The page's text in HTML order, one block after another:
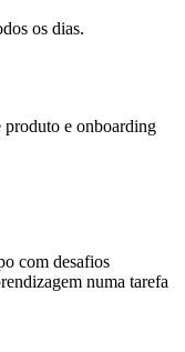
os dias.
produto e onboarding
com desafios
numa tarefa